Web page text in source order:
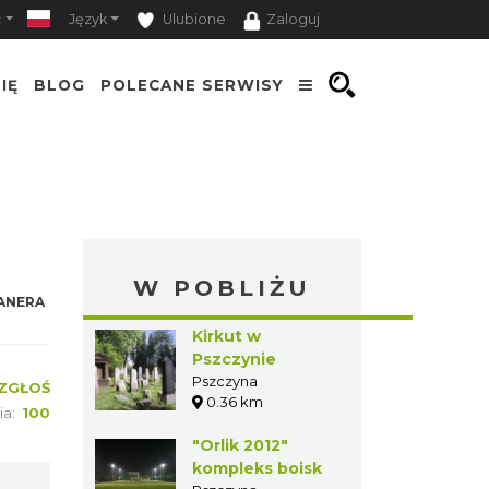
Język Ulubione Zaloguj
BLOG POLECANE SERWISY
100
W POBLIŻU
Kirkut w
Pszczynie
Pszczyna
0.36 km
"Orlik 2012"
kompleks boisk